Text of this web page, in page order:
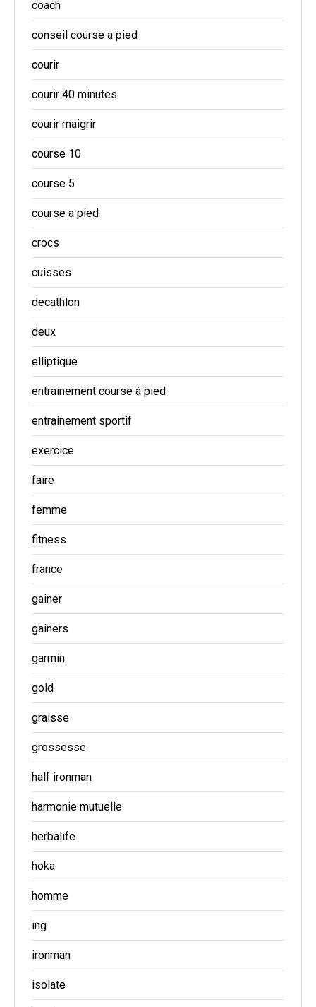
coach
conseil course a pied
courir
courir 40 minutes
courir maigrir
course 10
course 5
course a pied
crocs
cuisses
decathlon
deux
elliptique
entrainement course à pied
entrainement sportif
exercice
faire
femme
fitness
france
gainer
gainers
garmin
gold
graisse
grossesse
half ironman
harmonie mutuelle
herbalife
hoka
homme
ing
ironman
isolate